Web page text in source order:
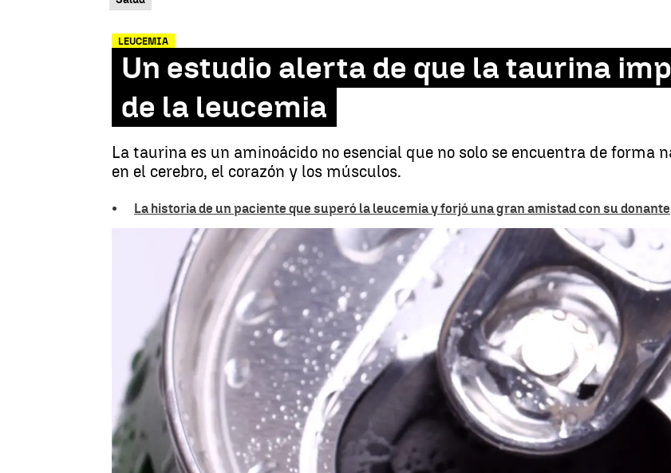
Buscar
LEUCEMIA
Un estudio alerta de que la taurina
de la leucemia
La taurina es un aminoácido no esencial que no solo se encuentra de forma
en el cerebro, el corazón y los músculos.
La historia de un paciente que superó la leucemia y forjó una gran amistad con su donante